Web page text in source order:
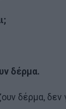
δέρμα.
δέρμα, δεν